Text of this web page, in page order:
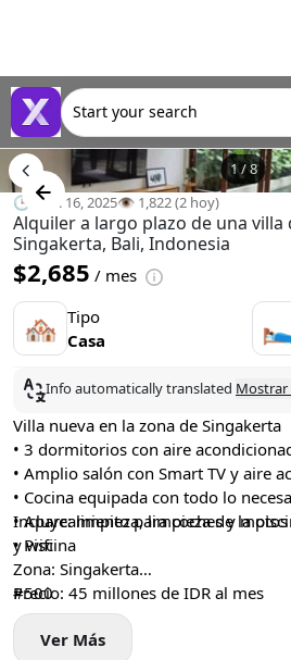
Start your search
1/8
🕒 ago. 16, 2025👁️ 1,822 (2 hoy)
Alquiler a largo plazo de una
Singakerta, Bali, Indonesia
$2,685 / mes
🏘 Tipo
Casa
Info automatically translated
Villa nueva en la zona de Singakerta
• 3 dormitorios con aire
• Amplio salón con Smart TV y aire
• Cocina equipada con todo lo
• Aparcamiento para coches y motos
• Piscina
Incluye: limpieza, limpieza de la
y wifi
Zona: Singakerta
Precio: 45 millones de IDR al mes
#500
Ver Más